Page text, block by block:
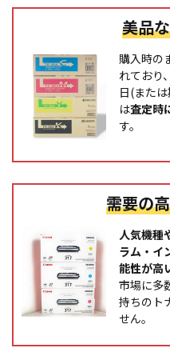
美品
購入時の
れており
日(また
は査定時
す。
需要の
人気機種
ラム・イ
能性が高
市場に多
持ちのト
せん。